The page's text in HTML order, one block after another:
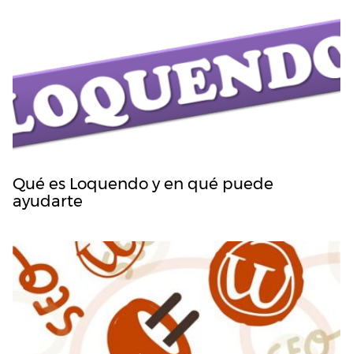
Qué es Loquendo y en qué puede
ayudarte